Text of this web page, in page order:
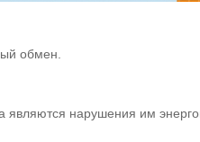
обмен.
являются нарушения им